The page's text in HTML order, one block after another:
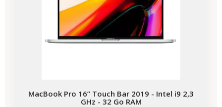
MacBook Pro 16” Touch Bar 2019 - Intel i9 2,3
GHz - 32 Go RAM